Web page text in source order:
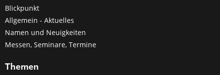
Blickpunkt
Allgemein - Aktuelles
Namen und Neuigkeiten
Messen, Seminare, Termine
Themen